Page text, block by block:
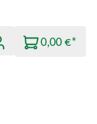
0,00 €*